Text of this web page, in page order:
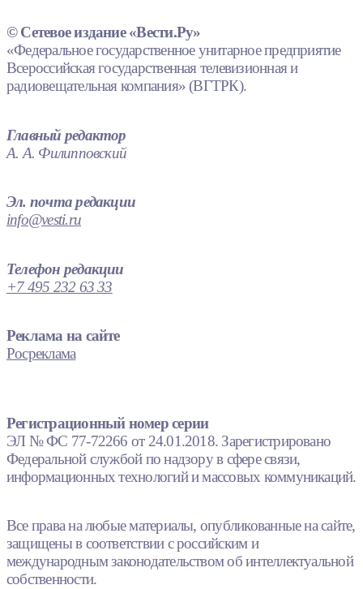
© Сетевое издание «Вести.Ру»
«Федеральное государственное унитарное предприятие
Всероссийская государственная телевизионная и
радиовещательная компания» (ВГТРК).
Главный редактор
А. А. Филипповский
Эл. почта редакции
info@vesti.ru
Телефон редакции
+7 495 232 63 33
Реклама на сайте
Росреклама
Регистрационный номер серии
ЭЛ № ФС 77-72266 от 24.01.2018. Зарегистрировано
Федеральной службой по надзору в сфере связи,
информационных технологий и массовых коммуникаций.
Все права на любые материалы, опубликованные на сайте,
защищены в соответствии с российским и
международным законодательством об интеллектуальной
собственности.